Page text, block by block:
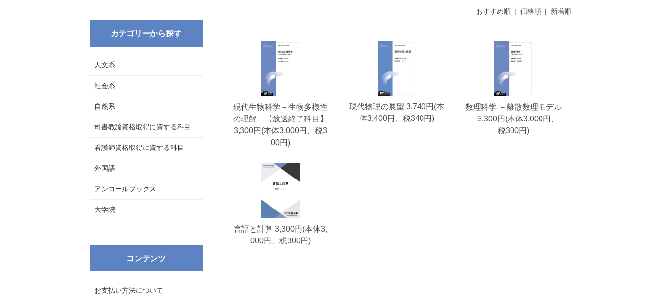
おすすめ順 | 価格順 | 新着順
現代生物科学－生物多様性
の理解－【放送終了科目】
3,300円(本体3,000円、税3
00円)
現代物理の展望 3,740円(本
体3,400円、税340円)
数理科学 －離散数理モデル
－ 3,300円(本体3,000円、
税300円)
言語と計算 3,300円(本体3,
000円、税300円)
カテゴリーから探す
人文系
社会系
自然系
司書教諭資格取得に資する科目
看護師資格取得に資する科目
外国語
アンコールブックス
大学院
コンテンツ
お支払い方法について